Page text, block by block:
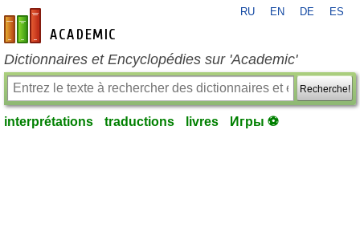
fr-academic.com
RU EN DE ES
Dictionnaires et Encyclopédies sur 'Academic'
Recherche!
interprétations traductions livres Игры ⚽